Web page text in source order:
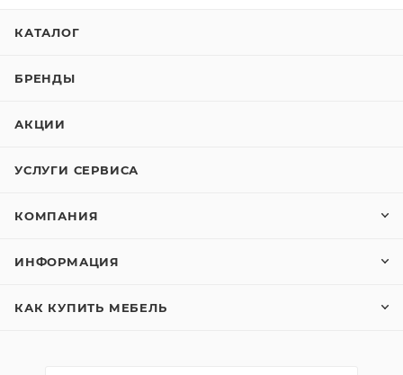
КАТАЛОГ
БРЕНДЫ
АКЦИИ
УСЛУГИ СЕРВИСА
КОМПАНИЯ
ИНФОРМАЦИЯ
КАК КУПИТЬ МЕБЕЛЬ